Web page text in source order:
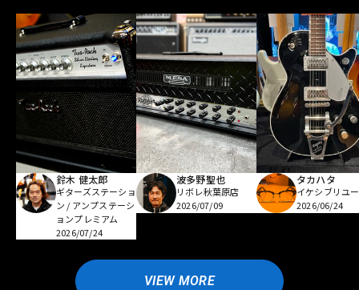
鈴木 健太郎
ギターズステーショ
ン / アンプステーシ
ョンプレミアム
2026/07/24
波多野聖也
リボレ秋葉原店
2026/07/09
タカハタ
イケシブリユ
2026/06/24
VIEW MORE